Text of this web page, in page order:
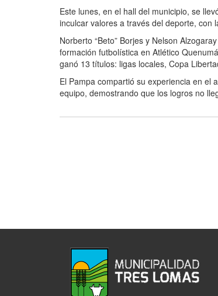
Este lunes, en el hall del municipio, se
inculcar valores a través del deporte, con
Norberto “Beto” Borjes y Nelson
formación futbolística en Atlético
ganó 13 títulos: ligas locales, Copa
El Pampa compartió su experiencia en el
equipo, demostrando que los logros no